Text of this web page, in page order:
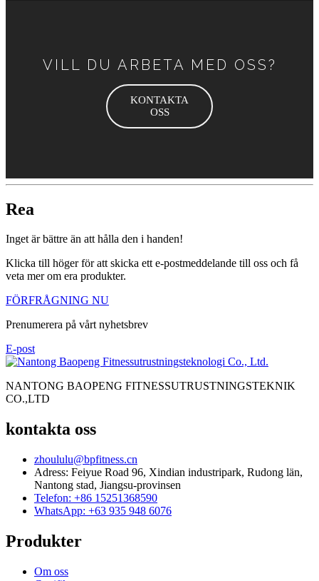
VILL DU ARBETA MED OSS?
KONTAKTA
OSS
Rea
Inget är bättre än att hålla den i handen!
Klicka till höger för att skicka ett e-postmeddelande till oss och få
veta mer om era produkter.
FÖRFRÅGNING NU
Prenumerera på vårt nyhetsbrev
E-post
NANTONG BAOPENG FITNESSUTRUSTNINGSTEKNIK
CO.,LTD
kontakta oss
zhoululu@bpfitness.cn
Adress: Feiyue Road 96, Xindian industripark, Rudong län,
Nantong stad, Jiangsu-provinsen
Telefon: +86 15251368590
WhatsApp: +63 935 948 6076
Produkter
Om oss